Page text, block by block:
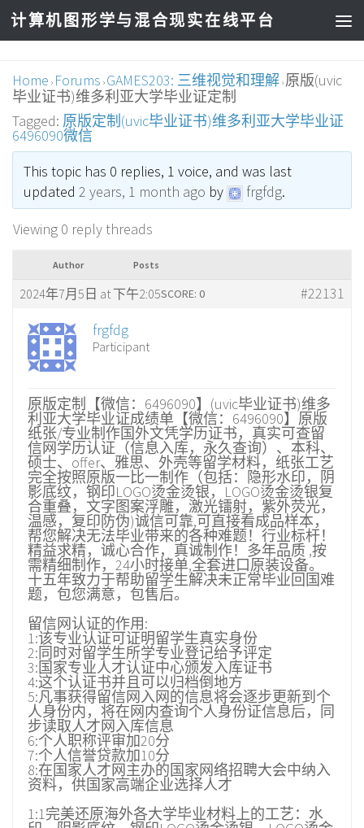
计算机图形学与混合现实在线平台
Home › Forums › GAMES203: 三维视觉和理解 › 原版(uvic
毕业证书)维多利亚大学毕业证定制
Tagged: 原版定制(uvic毕业证书)维多利亚大学毕业证
6496090微信
This topic has 0 replies, 1 voice, and was last
updated 2 years, 1 month ago by frgfdg.
Viewing 0 reply threads
Author Posts
2024年7月5日 at 下午2:05 #22131
SCORE: 0
frgfdg
Participant
原版定制【微信：6496090】(uvic毕业证书)维多
利亚大学毕业证成绩单【微信：6496090】原版
纸张/专业制作国外文凭学历证书，真实可查留
信网学历认证（信息入库，永久查询）、本科、
硕士、offer、雅思、外壳等留学材料，纸张工艺
完全按照原版一比一制作（包括：隐形水印，阴
影底纹，钢印LOGO烫金烫银，LOGO烫金烫银复
合重叠，文字图案浮雕，激光镭射，紫外荧光，
温感，复印防伪)诚信可靠,可直接看成品样本，
帮您解决无法毕业带来的各种难题！行业标杆！
精益求精，诚心合作，真诚制作！多年品质 ,按
需精细制作，24小时接单,全套进口原装设备。
十五年致力于帮助留学生解决未正常毕业回国难
题，包您满意，包售后。
留信网认证的作用:
1:该专业认证可证明留学生真实身份
2:同时对留学生所学专业登记给予评定
3:国家专业人才认证中心颁发入库证书
4:这个认证书并且可以归档倒地方
5:凡事获得留信网入网的信息将会逐步更新到个
人身份内，将在网内查询个人身份证信息后，同
步读取人才网入库信息
6:个人职称评审加20分
7:个人信誉贷款加10分
8:在国家人才网主办的国家网络招聘大会中纳入
资料，供国家高端企业选择人才
1:1完美还原海外各大学毕业材料上的工艺：水